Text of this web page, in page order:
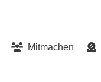
Mitmachen